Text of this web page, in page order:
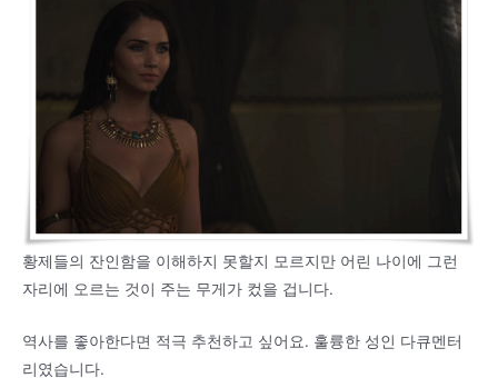
황제들의 잔인함을 이해하지 못할지 모르지만 어린 나이에 그런
자리에 오르는 것이 주는 무게가 컸을 겁니다.
역사를 좋아한다면 적극 추천하고 싶어요. 훌륭한 성인 다큐멘터
리였습니다.